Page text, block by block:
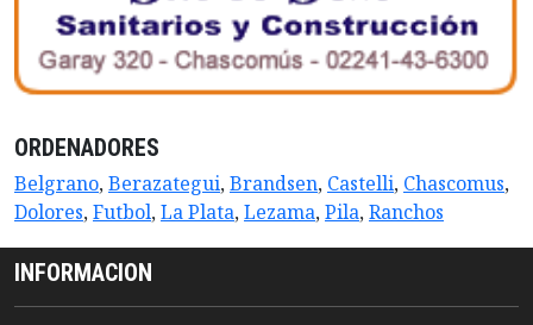
ORDENADORES
Belgrano,Berazategui,Brandsen, Castelli, Chascomus,
Dolores,Futbol,La Plata,Lezama,Pila,Ranchos
INFORMACION